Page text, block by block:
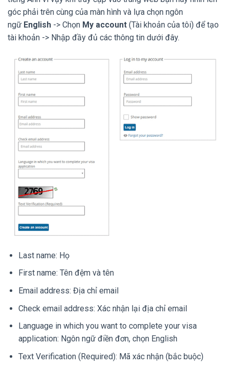
góc phải trên cùng của màn hình và lựa chọn ngôn
ngữ English -> Chọn My account (Tài khoản của tôi) để tạo
tài khoản -> Nhập đầy đủ các thông tin dưới đây.
Last name: Họ
First name: Tên đệm và tên
Email address: Địa chỉ email
Check email address: Xác nhận lại địa chỉ email
Language in which you want to complete your visa
application: Ngôn ngữ điền đơn, chọn English
Text Verification (Required): Mã xác nhận (bắc buộc)